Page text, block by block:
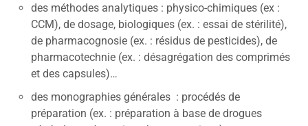
des méthodes analytiques : physico-chimiques (ex :
CCM), de dosage, biologiques (ex. : essai de stérilité),
de pharmacognosie (ex. : résidus de pesticides), de
pharmacotechnie (ex. : désagrégation des comprimés
et des capsules)…
des monographies générales : procédés de
préparation (ex. : préparation à base de drogues